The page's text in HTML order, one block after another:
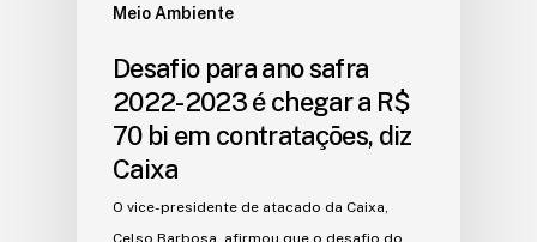
Meio Ambiente
Desafio para ano safra
2022-2023 é chegar a R$
70 bi em contratações, diz
Caixa
O vice-presidente de atacado da Caixa,
Celso Barbosa, afirmou que o desafio do